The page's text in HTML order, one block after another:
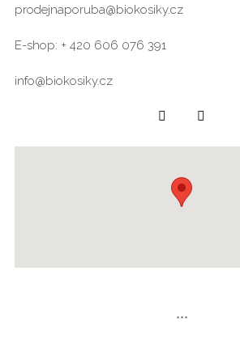
prodejnaporuba@biokosiky.cz
E-shop: + 420 606 076 391
info@biokosiky.cz
***